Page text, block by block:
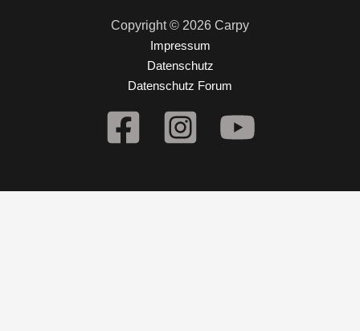
Copyright © 2026 Carpy
Impressum
Datenschutz
Datenschutz Forum